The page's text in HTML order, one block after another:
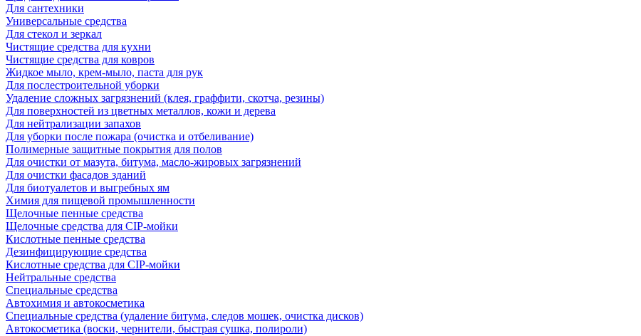
Для сантехники
Универсальные средства
Для стекол и зеркал
Чистящие средства для кухни
Чистящие средства для ковров
Жидкое мыло, крем-мыло, паста для рук
Для послестроительной уборки
Удаление сложных загрязнений (клея, граффити, скотча, резины)
Для поверхностей из цветных металлов, кожи и дерева
Для нейтрализации запахов
Для уборки после пожара (очистка и отбеливание)
Полимерные защитные покрытия для полов
Для очистки от мазута, битума, масло-жировых загрязнений
Для очистки фасадов зданий
Для биотуалетов и выгребных ям
Химия для пищевой промышленности
Щелочные пенные средства
Щелочные средства для CIP-мойки
Кислотные пенные средства
Дезинфицирующие средства
Кислотные средства для CIP-мойки
Нейтральные средства
Специальные средства
Автохимия и автокосметика
Специальные средства (удаление битума, следов мошек, очистка дисков)
Автокосметика (воски, чернители, быстрая сушка, полироли)